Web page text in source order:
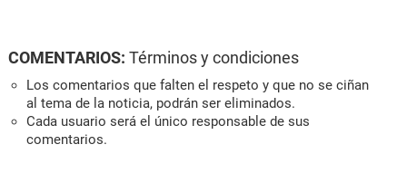
COMENTARIOS: Términos y condiciones
Los comentarios que falten el respeto y que no se ciñan
al tema de la noticia, podrán ser eliminados.
Cada usuario será el único responsable de sus
comentarios.